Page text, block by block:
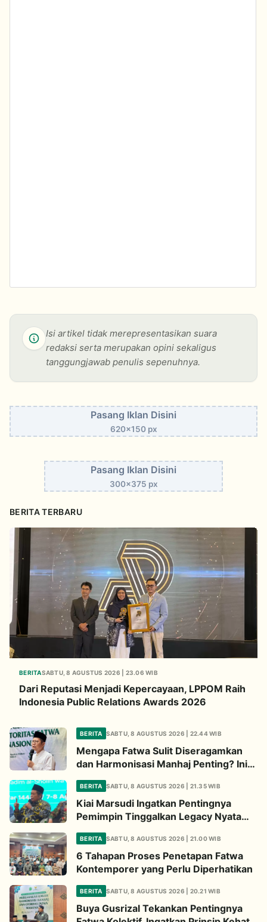
Isi artikel tidak merepresentasikan suara
redaksi serta merupakan opini sekaligus
tanggungjawab penulis sepenuhnya.
Pasang Iklan Disini
620x150 px
Pasang Iklan Disini
300x375 px
BERITA TERBARU
BERITASABTU, 8 AGUSTUS 2026 | 23.06 WIB
Dari Reputasi Menjadi Kepercayaan, LPPOM Raih
Indonesia Public Relations Awards 2026
BERITA SABTU, 8 AGUSTUS 2026 | 22.44 WIB
Mengapa Fatwa Sulit Diseragamkan
dan Harmonisasi Manhaj Penting? Ini
BERITA SABTU, 8 AGUSTUS 2026 | 21.35 WIB
Kiai Marsudi Ingatkan Pentingnya
Pemimpin Tinggalkan Legacy Nyata
BERITA SABTU, 8 AGUSTUS 2026 | 21.00 WIB
6 Tahapan Proses Penetapan Fatwa
Kontemporer yang Perlu Diperhatikan
BERITA SABTU, 8 AGUSTUS 2026 | 20.21 WIB
Buya Gusrizal Tekankan Pentingnya